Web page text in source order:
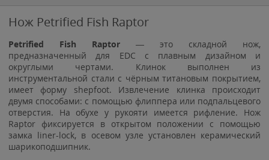
Нож Petrified Fish Raptor
Petrified Fish Raptor — это складной нож,
предназначенный для EDC с плавным дизайном и
округлыми чертами. Клинок выполнен из
инструментальной стали с чёрным титановым покрытием,
имеет форму shepfoot. Извлечение клинка происходит
двумя способами: с помощью флиппера или подпальцевого
отверстия. На обухе у рукояти имеется рифление. Нож
Raptor фиксируется в открытом положении с помощью
замка liner-lock, в осевом узле установлен керамический
шарикоподшипник.